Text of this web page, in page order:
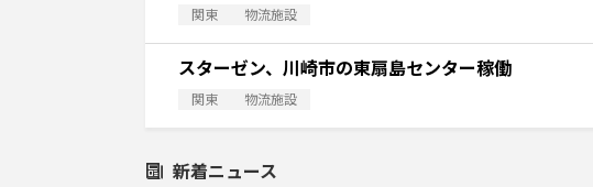
関東 物流施設
スターゼン、川崎市の東扇島センター稼働
関東 物流施設
新着ニュース